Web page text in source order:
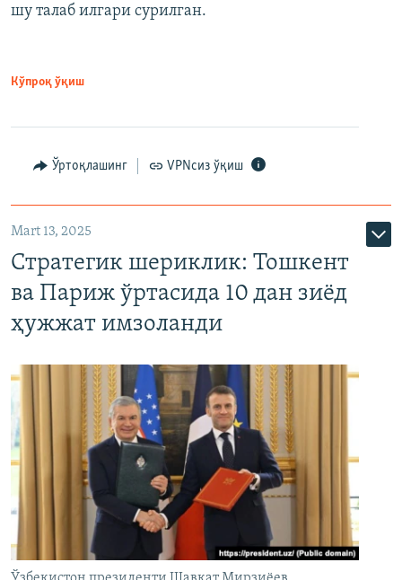
шу талаб илгари сурилган.
Кўпроқ ўқиш
Ўртоқлашинг VPNсиз ўқиш
Mart 13, 2025
Стратегик шериклик: Тошкент
ва Париж ўртасида 10 дан зиёд
ҳужжат имзоланди